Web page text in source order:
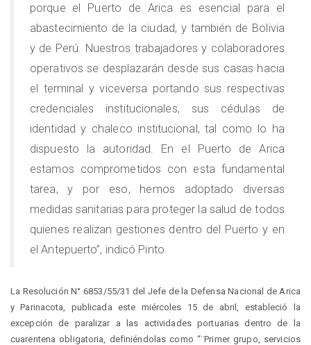
porque el Puerto de Arica es esencial para el
abastecimiento de la ciudad, y también de Bolivia
y de Perú. Nuestros trabajadores y colaboradores
operativos se desplazarán desde sus casas hacia
el terminal y viceversa portando sus respectivas
credenciales institucionales, sus cédulas de
identidad y chaleco institucional, tal como lo ha
dispuesto la autoridad. En el Puerto de Arica
estamos comprometidos con esta fundamental
tarea, y por eso, hemos adoptado diversas
medidas sanitarias para proteger la salud de todos
quienes realizan gestiones dentro del Puerto y en
el Antepuerto”, indicó Pinto.
La Resolución N° 6853/55/31 del Jefe de la Defensa Nacional de Arica
y Parinacota, publicada este miércoles 15 de abril, estableció la
excepción de paralizar a las actividades portuarias dentro de la
cuarentena obligatoria, definiéndolas como “¨Primer grupo, servicios